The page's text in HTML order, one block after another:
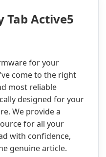
Tab Active5
for your
come to the right
most reliable
designed for your
We provide a
for all your
with confidence,
genuine article.